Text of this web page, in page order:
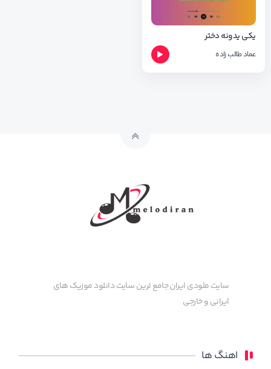
یکی یدونه دختر
عماد طالب زاده
سایت ملودی ایران جامع ترین سایت دانلود موزیک های
ایرانی و خارجی
اهنگ ها